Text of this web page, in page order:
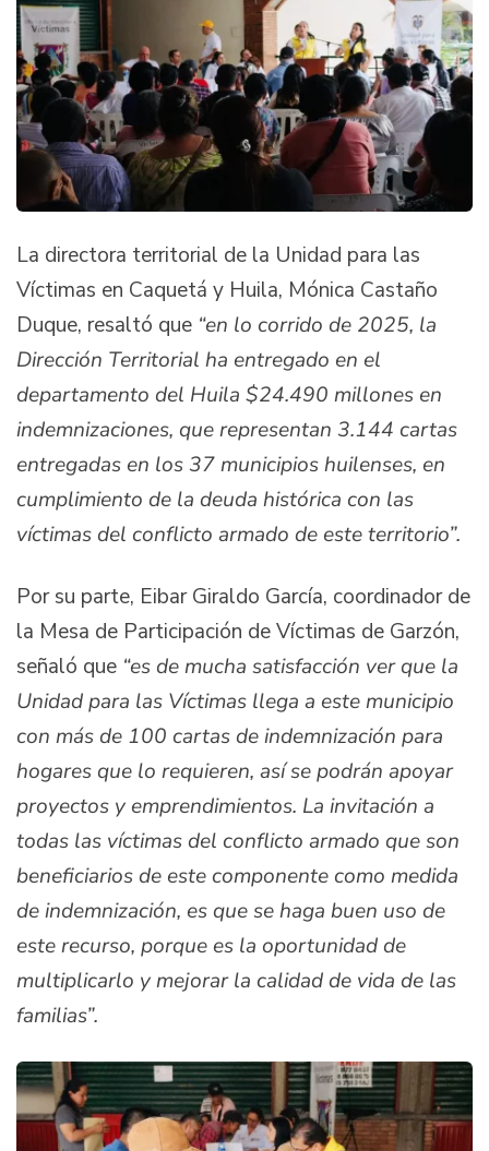
La directora territorial de la Unidad para las
Víctimas en Caquetá y Huila, Mónica Castaño
Duque, resaltó que “en lo corrido de 2025, la
Dirección Territorial ha entregado en el
departamento del Huila $24.490 millones en
indemnizaciones, que representan 3.144 cartas
entregadas en los 37 municipios huilenses, en
cumplimiento de la deuda histórica con las
víctimas del conflicto armado de este territorio”.
Por su parte, Eibar Giraldo García, coordinador de
la Mesa de Participación de Víctimas de Garzón,
señaló que “es de mucha satisfacción ver que la
Unidad para las Víctimas llega a este municipio
con más de 100 cartas de indemnización para
hogares que lo requieren, así se podrán apoyar
proyectos y emprendimientos. La invitación a
todas las víctimas del conflicto armado que son
beneficiarios de este componente como medida
de indemnización, es que se haga buen uso de
este recurso, porque es la oportunidad de
multiplicarlo y mejorar la calidad de vida de las
familias”.